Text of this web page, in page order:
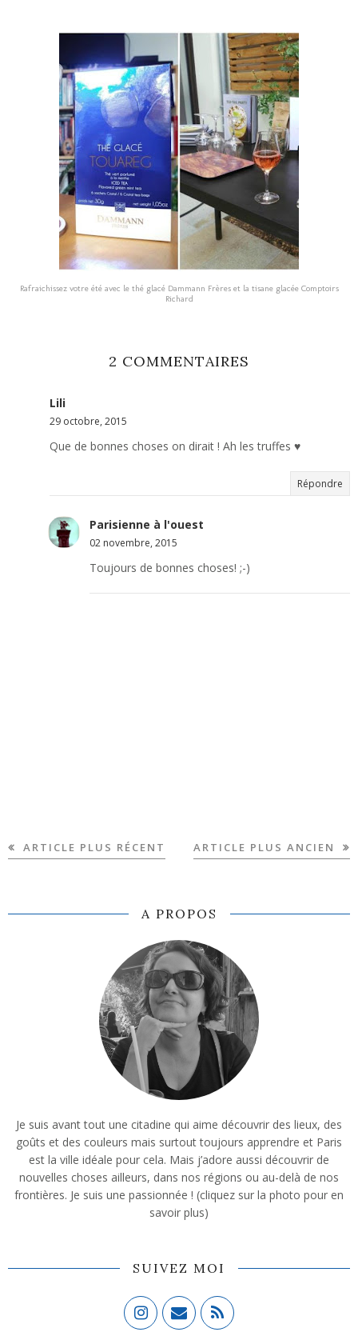
Rafraichissez votre été avec le thé glacé Dammann Frères et la tisane glacée Comptoirs
Richard
2 COMMENTAIRES
Lili
29 octobre, 2015
Que de bonnes choses on dirait ! Ah les truffes ♥
Répondre
Parisienne à l'ouest
02 novembre, 2015
Toujours de bonnes choses! ;-)
ARTICLE PLUS RÉCENT ARTICLE PLUS ANCIEN
A PROPOS
Je suis avant tout une citadine qui aime découvrir des lieux, des
goûts et des couleurs mais surtout toujours apprendre et Paris
est la ville idéale pour cela. Mais j’adore aussi découvrir de
nouvelles choses ailleurs, dans nos régions ou au-delà de nos
frontières. Je suis une passionnée ! (cliquez sur la photo pour en
savoir plus)
SUIVEZ MOI